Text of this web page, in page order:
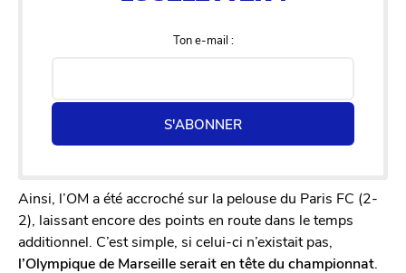
Ton e-mail :
S'ABONNER
Ainsi, l’OM a été accroché sur la pelouse du Paris FC (2-
2), laissant encore des points en route dans le temps
additionnel. C’est simple, si celui-ci n’existait pas,
l’Olympique de Marseille serait en tête du championnat